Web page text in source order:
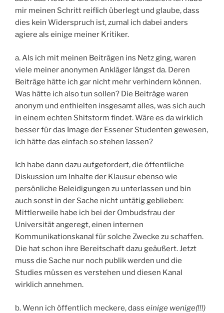
mir meinen Schritt reiflich überlegt und glaube, dass
dies kein Widerspruch ist, zumal ich dabei anders
agiere als einige meiner Kritiker.
a. Als ich mit meinen Beiträgen ins Netz ging, waren
viele meiner anonymen Ankläger längst da. Deren
Beiträge hätte ich gar nicht mehr verhindern können.
Was hätte ich also tun sollen? Die Beiträge waren
anonym und enthielten insgesamt alles, was sich auch
in einem echten Shitstorm findet. Wäre es da wirklich
besser für das Image der Essener Studenten gewesen,
ich hätte das einfach so stehen lassen?
Ich habe dann dazu aufgefordert, die öffentliche
Diskussion um Inhalte der Klausur ebenso wie
persönliche Beleidigungen zu unterlassen und bin
auch sonst in der Sache nicht untätig geblieben:
Mittlerweile habe ich bei der Ombudsfrau der
Universität angeregt, einen internen
Kommunikationskanal für solche Zwecke zu schaffen.
Die hat schon ihre Bereitschaft dazu geäußert. Jetzt
muss die Sache nur noch publik werden und die
Studies müssen es verstehen und diesen Kanal
wirklich annehmen.
b. Wenn ich öffentlich meckere, dass einige wenige(!!!)